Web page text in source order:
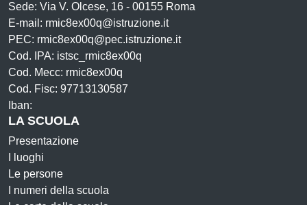
Sede: Via V. Olcese, 16 - 00155 Roma
E-mail: rmic8ex00q@istruzione.it
PEC: rmic8ex00q@pec.istruzione.it
Cod. IPA: istsc_rmic8ex00q
Cod. Mecc: rmic8ex00q
Cod. Fisc: 97713130587
Iban:
LA SCUOLA
Presentazione
I luoghi
Le persone
I numeri della scuola